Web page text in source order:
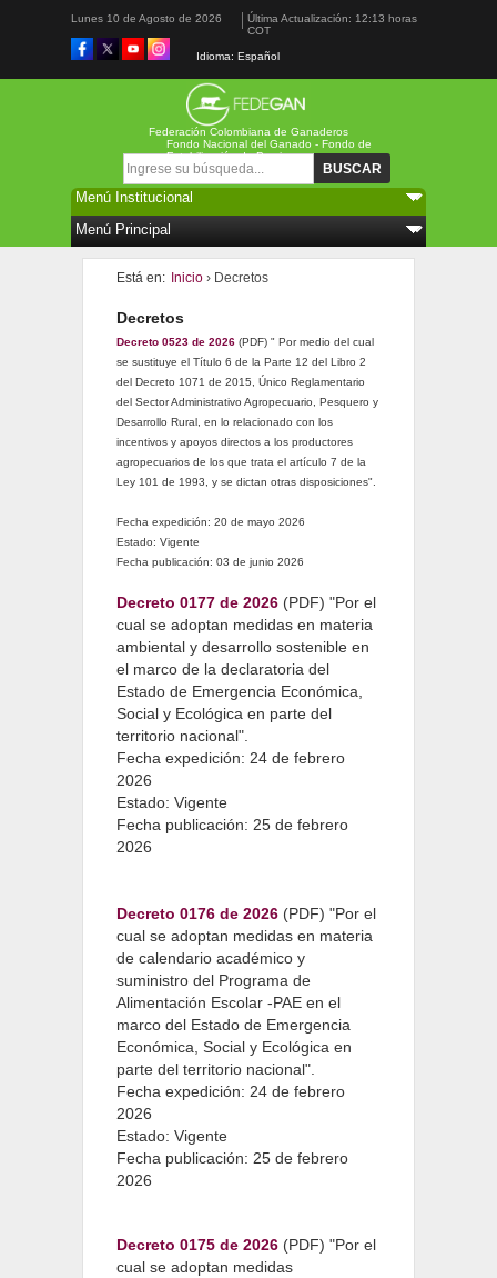
Lunes 10 de Agosto de 2026
Última Actualización: 12:13 horas
COT
Idioma: Español
Federación Colombiana de Ganaderos
Formulario de búsqueda
Fondo Nacional del Ganado - Fondo de
Estabilización de Precios
Está en: Inicio› Decretos
Decretos
Decreto 0523 de 2026(PDF) " Por medio del cual
se sustituye el Título 6 de la Parte 12 del Libro 2
del Decreto 1071 de 2015, Único Reglamentario
del Sector Administrativo Agropecuario, Pesquero y
Desarrollo Rural, en lo relacionado con los
incentivos y apoyos directos a los productores
agropecuarios de los que trata el artículo 7 de la
Ley 101 de 1993, y se dictan otras disposiciones".
Fecha expedición: 20 de mayo 2026
Estado: Vigente
Fecha publicación: 03 de junio 2026
Decreto 0177 de 2026(PDF) "Por el
cual se adoptan medidas en materia
ambiental y desarrollo sostenible en
el marco de la declaratoria del
Estado de Emergencia Económica,
Social y Ecológica en parte del
territorio nacional".
Fecha expedición: 24 de febrero
2026
Estado: Vigente
Fecha publicación: 25 de febrero
2026
Decreto 0176 de 2026(PDF) "Por el
cual se adoptan medidas en materia
de calendario académico y
suministro del Programa de
Alimentación Escolar -PAE en el
marco del Estado de Emergencia
Económica, Social y Ecológica en
parte del territorio nacional".
Fecha expedición: 24 de febrero
2026
Estado: Vigente
Fecha publicación: 25 de febrero
2026
Decreto 0175 de 2026(PDF) "Por el
cual se adoptan medidas